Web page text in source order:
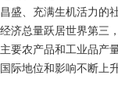
盛、充满生机活力的
总量跃居世界第三，
农产品和工业品产量
地位和影响不断上升